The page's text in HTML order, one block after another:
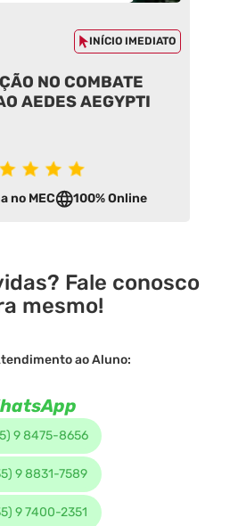
INÍCIO IMEDIATO
NO COMBATE
AEDES AEGYPTI
no MEC 100% Online
Fale conosco
mesmo!
ao Aluno:
9 8475-8656
9 8831-7589
9 7400-2351